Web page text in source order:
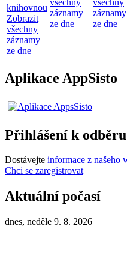
knihovnou
Zobrazit
všechny
záznamy
ze dne
záznamy
ze dne
záznamy
ze dne
Aplikace AppSisto
Přihlášení k
Dostávejte informace z našeho
Chci se zaregistrovat
Aktuální počasí
dnes, neděle 9. 8. 2026